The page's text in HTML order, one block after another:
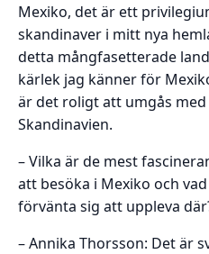
Mexiko, det är ett
skandinaver i mitt nya
detta mångfasetterade
kärlek jag känner för
är det roligt att umgås
Skandinavien.
– Vilka är de mest
att besöka i Mexiko och
förvänta sig att uppleva
– Annika Thorsson: Det är